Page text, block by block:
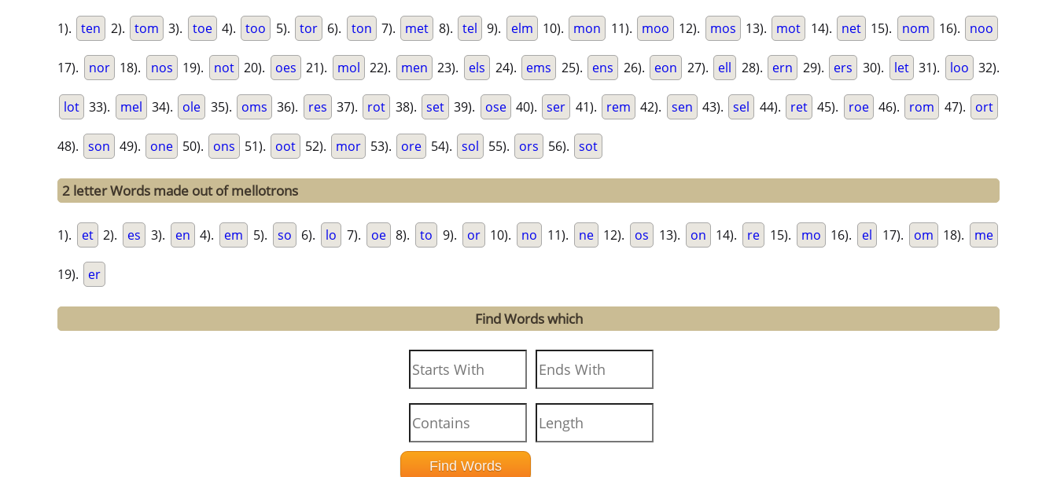
1). ten 2). tom 3). toe 4). too 5). tor 6). ton 7). met 8). tel 9). elm 10). mon 11). moo 12). mos 13). mot 14). net 15). nom 16). noo
17). nor 18). nos 19). not 20). oes 21). mol 22). men 23). els 24). ems 25). ens 26). eon 27). ell 28). ern 29). ers 30). let 31). loo 32).
lot 33). mel 34). ole 35). oms 36). res 37). rot 38). set 39). ose 40). ser 41). rem 42). sen 43). sel 44). ret 45). roe 46). rom 47). ort
48). son 49). one 50). ons 51). oot 52). mor 53). ore 54). sol 55). ors 56). sot
2 letter Words made out of mellotrons
1). et 2). es 3). en 4). em 5). so 6). lo 7). oe 8). to 9). or 10). no 11). ne 12). os 13). on 14). re 15). mo 16). el 17). om 18). me
19). er
Find Words which